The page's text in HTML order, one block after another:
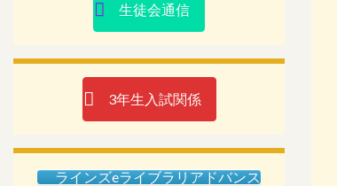
生徒会通信
3年生入試関係
ラインズeライブラリアドバンス